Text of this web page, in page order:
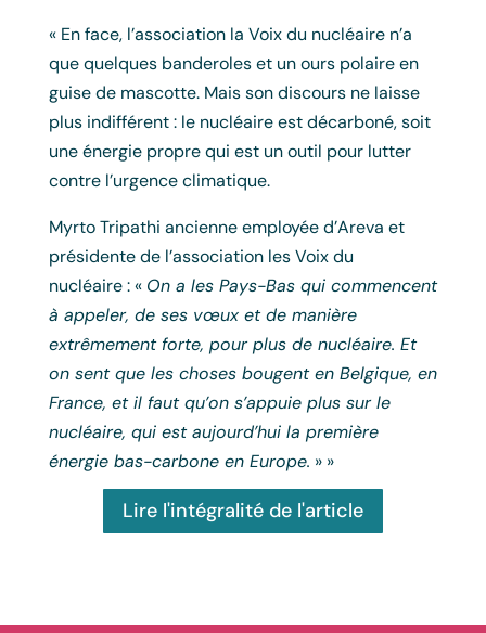
« En face, l’association la Voix du nucléaire n’a
que quelques banderoles et un ours polaire en
guise de mascotte. Mais son discours ne laisse
plus indifférent : le nucléaire est décarboné, soit
une énergie propre qui est un outil pour lutter
contre l’urgence climatique.
Myrto Tripathi ancienne employée d’Areva et
présidente de l’association les Voix du
nucléaire : « On a les Pays-Bas qui commencent
à appeler, de ses vœux et de manière
extrêmement forte, pour plus de nucléaire. Et
on sent que les choses bougent en Belgique, en
France, et il faut qu’on s’appuie plus sur le
nucléaire, qui est aujourd’hui la première
énergie bas-carbone en Europe. » »
Lire l'intégralité de l'article